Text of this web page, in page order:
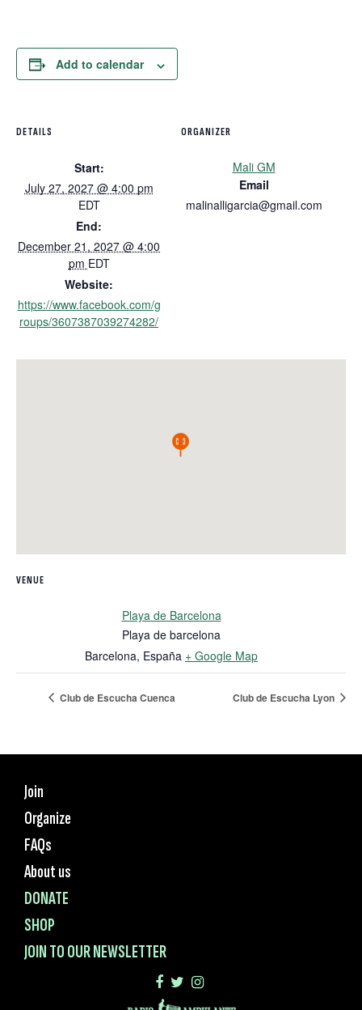
Add to calendar
DETAILS
Start:
July 27, 2027 @ 4:00 pm
EDT
End:
December 21, 2027 @ 4:00
pm EDT
Website:
https://www.facebook.com/g
roups/3607387039274282/
ORGANIZER
Mali GM
Email
malinalligarcia@gmail.com
VENUE
Playa de Barcelona
Playa de barcelona
Barcelona, España + Google Map
Club de Escucha Cuenca Club de Escucha Lyon
Join
Organize
FAQs
About us
DONATE
SHOP
JOIN TO OUR NEWSLETTER